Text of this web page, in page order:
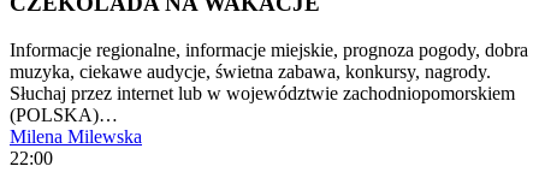
Informacje regionalne, informacje miejskie, prognoza pogody, dobra
muzyka, ciekawe audycje, świetna zabawa, konkursy, nagrody.
Słuchaj przez internet lub w województwie zachodniopomorskiem
(POLSKA)…
Milena Milewska
22:00